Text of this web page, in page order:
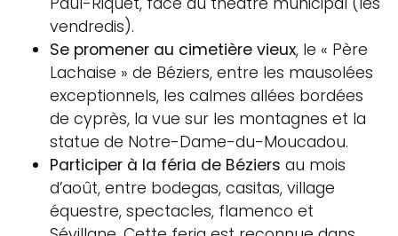
vendredis).
Se promener au cimetière vieux, le « Père
Lachaise » de Béziers, entre les mausolées
exceptionnels, les calmes allées bordées
de cyprès, la vue sur les montagnes et la
statue de Notre-Dame-du-Moucadou.
Participer à la féria de Béziers au mois
d’août, entre bodegas, casitas, village
équestre, spectacles, flamenco et